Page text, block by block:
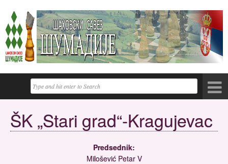
ŠK „Stari grad“-Kragujevac
Predsednik:
Milošević Petar V